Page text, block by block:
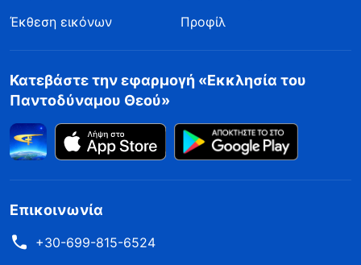
Έκθεση εικόνων
Προφίλ
Κατεβάστε την εφαρμογή «Εκκλησία του
Παντοδύναμου Θεού»
Επικοινωνία
+30-699-815-6524